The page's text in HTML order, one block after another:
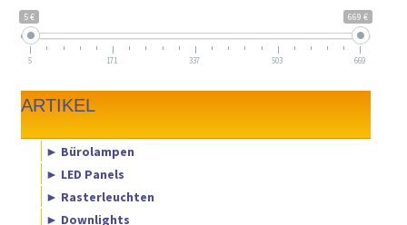
5 € 669 €
5 171 337 503 669
ARTIKEL
► Bürolampen
► LED Panels
► Rasterleuchten
► Downlights